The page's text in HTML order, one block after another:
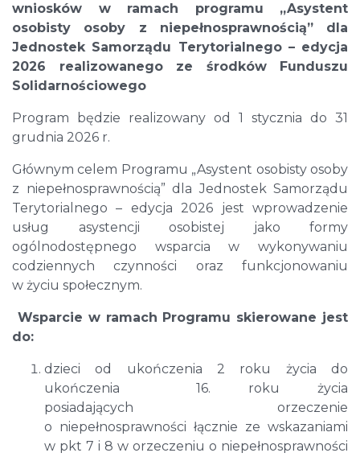
wniosków w ramach programu „Asystent
osobisty osoby z niepełnosprawnością” dla
Jednostek Samorządu Terytorialnego – edycja
2026 realizowanego ze środków Funduszu
Solidarnościowego
Program będzie realizowany od 1 stycznia do 31
grudnia 2026 r.
Głównym celem Programu „Asystent osobisty osoby
z niepełnosprawnością” dla Jednostek Samorządu
Terytorialnego – edycja 2026 jest wprowadzenie
usług asystencji osobistej jako formy
ogólnodostępnego wsparcia w wykonywaniu
codziennych czynności oraz funkcjonowaniu
w życiu społecznym.
Wsparcie w ramach Programu skierowane jest
do:
dzieci od ukończenia 2 roku życia do
ukończenia 16. roku życia
posiadających orzeczenie
o niepełnosprawności łącznie ze wskazaniami
w pkt 7 i 8 w orzeczeniu o niepełnosprawności